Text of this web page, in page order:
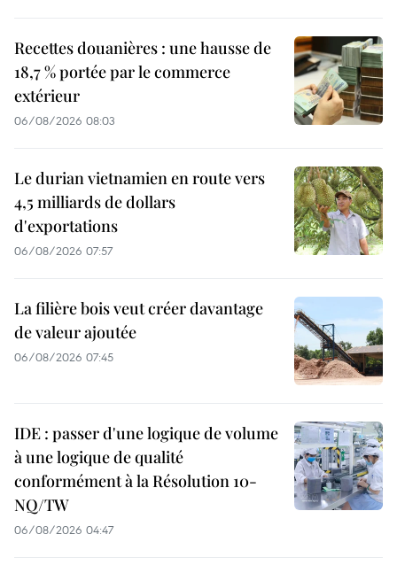
Recettes douanières : une hausse de
18,7 % portée par le commerce
extérieur
06/08/2026 08:03
Le durian vietnamien en route vers
4,5 milliards de dollars
d'exportations
06/08/2026 07:57
La filière bois veut créer davantage
de valeur ajoutée
06/08/2026 07:45
IDE : passer d'une logique de volume
à une logique de qualité
conformément à la Résolution 10-
NQ/TW
06/08/2026 04:47